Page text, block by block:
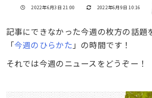
投稿日
2022年6月3日 21:00 更新日
2022年6月9日 10:16
記事にできなかった今週の枚方の話題
「今週のひらかた 」の時間です！
それでは今週のニュースをどうぞー！